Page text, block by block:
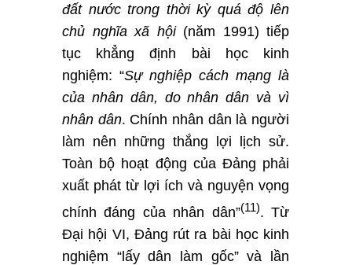
đất nước trong thời kỳ quá độ lên
chủ nghĩa xã hội (năm 1991) tiếp
tục khẳng định bài học kinh
nghiệm: “Sự nghiệp cách mạng là
của nhân dân, do nhân dân và vì
nhân dân. Chính nhân dân là người
làm nên những thắng lợi lịch sử.
Toàn bộ hoạt động của Đảng phải
xuất phát từ lợi ích và nguyện vọng
chính đáng của nhân dân”(11). Từ
Đại hội VI, Đảng rút ra bài học kinh
nghiệm “lấy dân làm gốc” và lần